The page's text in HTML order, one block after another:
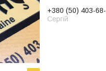
+380 (50) 403-
Сергій